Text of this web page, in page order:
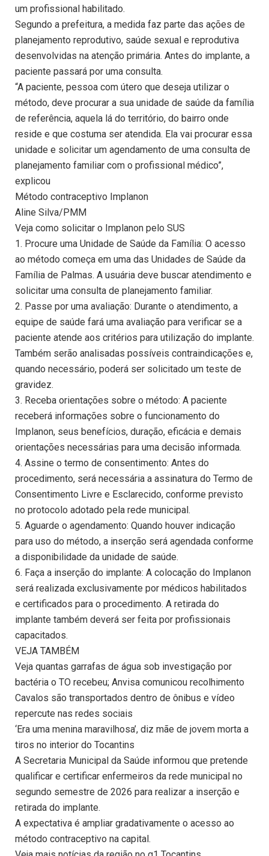
um profissional habilitado.
Segundo a prefeitura, a medida faz parte das ações de
planejamento reprodutivo, saúde sexual e reprodutiva
desenvolvidas na atenção primária. Antes do implante, a
paciente passará por uma consulta.
“A paciente, pessoa com útero que deseja utilizar o
método, deve procurar a sua unidade de saúde da família
de referência, aquela lá do território, do bairro onde
reside e que costuma ser atendida. Ela vai procurar essa
unidade e solicitar um agendamento de uma consulta de
planejamento familiar com o profissional médico”,
explicou
Método contraceptivo Implanon
Aline Silva/PMM
Veja como solicitar o Implanon pelo SUS
1. Procure uma Unidade de Saúde da Família: O acesso
ao método começa em uma das Unidades de Saúde da
Família de Palmas. A usuária deve buscar atendimento e
solicitar uma consulta de planejamento familiar.
2. Passe por uma avaliação: Durante o atendimento, a
equipe de saúde fará uma avaliação para verificar se a
paciente atende aos critérios para utilização do implante.
Também serão analisadas possíveis contraindicações e,
quando necessário, poderá ser solicitado um teste de
gravidez.
3. Receba orientações sobre o método: A paciente
receberá informações sobre o funcionamento do
Implanon, seus benefícios, duração, eficácia e demais
orientações necessárias para uma decisão informada.
4. Assine o termo de consentimento: Antes do
procedimento, será necessária a assinatura do Termo de
Consentimento Livre e Esclarecido, conforme previsto
no protocolo adotado pela rede municipal.
5. Aguarde o agendamento: Quando houver indicação
para uso do método, a inserção será agendada conforme
a disponibilidade da unidade de saúde.
6. Faça a inserção do implante: A colocação do Implanon
será realizada exclusivamente por médicos habilitados
e certificados para o procedimento. A retirada do
implante também deverá ser feita por profissionais
capacitados.
VEJA TAMBÉM
Veja quantas garrafas de água sob investigação por
bactéria o TO recebeu; Anvisa comunicou recolhimento
Cavalos são transportados dentro de ônibus e vídeo
repercute nas redes sociais
‘Era uma menina maravilhosa’, diz mãe de jovem morta a
tiros no interior do Tocantins
A Secretaria Municipal da Saúde informou que pretende
qualificar e certificar enfermeiros da rede municipal no
segundo semestre de 2026 para realizar a inserção e
retirada do implante.
A expectativa é ampliar gradativamente o acesso ao
método contraceptivo na capital.